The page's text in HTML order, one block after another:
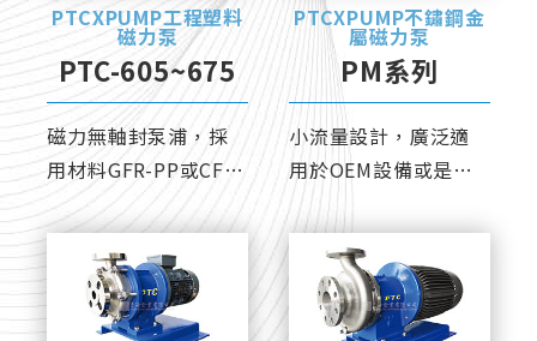
PTCXPUMP工程塑料
磁力泵
PTC-605~675
磁力無軸封泵浦，採
用材料GFR-PP或CFR-
ETFE，耐腐蝕能力優
異。
PTCXPUMP不鏽鋼金
屬磁力泵
PM系列
小流量設計，廣泛適
用於OEM設備或是小
型實驗室。